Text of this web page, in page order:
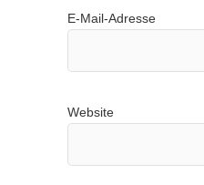
E-Mail-Adresse
Website